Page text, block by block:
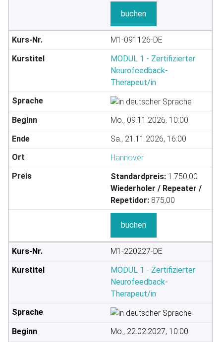
buchen
M1-091126-DE
MODUL 1 - Zertifizierter
Neurofeedback-
Therapeut/in
Mo., 09.11.2026, 10:00
Sa., 21.11.2026, 16:00
Hannover
Standardpreis: 1.750,00
Wiederholer / Repeater /
Repetidor: 875,00
buchen
M1-220227-DE
MODUL 1 - Zertifizierter
Neurofeedback-
Therapeut/in
Mo., 22.02.2027, 10:00